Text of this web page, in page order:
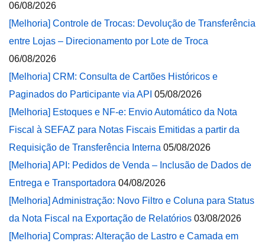
06/08/2026
[Melhoria] Controle de Trocas: Devolução de Transferência
entre Lojas – Direcionamento por Lote de Troca
06/08/2026
[Melhoria] CRM: Consulta de Cartões Históricos e
Paginados do Participante via API 05/08/2026
[Melhoria] Estoques e NF-e: Envio Automático da Nota
Fiscal à SEFAZ para Notas Fiscais Emitidas a partir da
Requisição de Transferência Interna 05/08/2026
[Melhoria] API: Pedidos de Venda – Inclusão de Dados de
Entrega e Transportadora 04/08/2026
[Melhoria] Administração: Novo Filtro e Coluna para Status
da Nota Fiscal na Exportação de Relatórios 03/08/2026
[Melhoria] Compras: Alteração de Lastro e Camada em